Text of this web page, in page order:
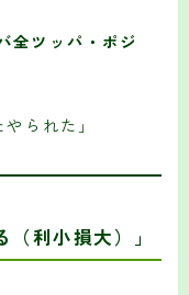
全ツッパ・ポジ
られた」
利小損大）」